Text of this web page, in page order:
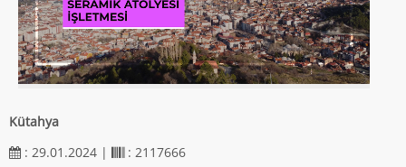
Kütahya
: 29.01.2024 |
: 2117666